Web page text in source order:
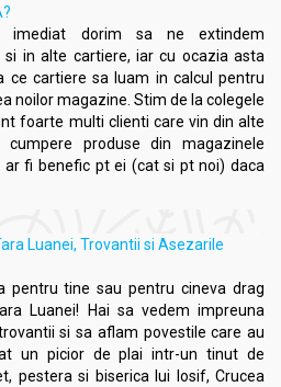
imediat dorim sa ne extindem
si in alte cartiere, iar cu ocazia asta
ce cartiere sa luam in calcul pentru
noilor magazine. Stim de la colegele
foarte multi clienti care vin din alte
produse din magazinele
fi benefic pt ei (cat si pt noi) daca
Luanei, Trovantii si Asezarile
tine sau pentru cineva drag
Luanei! Hai sa vedem impreuna
si sa aflam povestile care au
un picior de plai intr-un tinut de
pestera si biserica lui Iosif, Crucea